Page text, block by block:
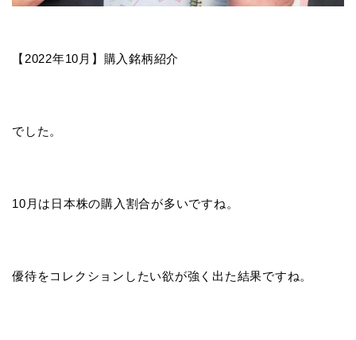
【2022年10月】購入銘柄紹介
でした。
10月は日本株の購入割合が多いですね。
優待をコレクションしたい欲が強く出た結果ですね。